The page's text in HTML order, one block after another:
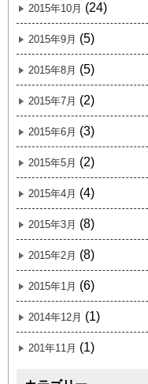
2015年10月 (24)
2015年9月 (5)
2015年8月 (5)
2015年7月 (2)
2015年6月 (3)
2015年5月 (2)
2015年4月 (4)
2015年3月 (8)
2015年2月 (8)
2015年1月 (6)
2014年12月 (1)
201年11月 (1)